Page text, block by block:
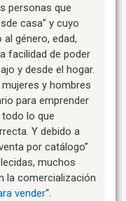
personas que
casa” y cuyo
género, edad,
facilidad de poder
y desde el hogar.
y hombres
para emprender
todo lo que
Y debido a
por catálogo”
muchos
la comercialización
vender“.